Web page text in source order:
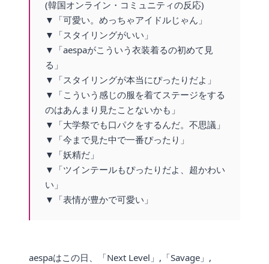
(韓国オンライン・コミュニティの反応)
▼「可愛い。めっちゃアイドルじゃん」
▼「スタイリングがいい」
▼「aespaがこういう衣装着るの初めて見
る」
▼「スタイリングが本当にぴったりだよ」
▼「こういう感じの服を着てステージをする
のはあんまり見たことないかも」
▼「大学祭でも口パクをするんだ。不思議」
▼「今まで見た中で一番ぴったり」
▼「妖精だ」
▼「ツインテールもぴったりだよ、超かわい
い」
▼「表情が豊かで可愛い」
aespaはこの日、「Next Level」,「Savage」,